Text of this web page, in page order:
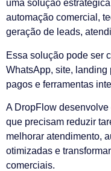
uma solução
automação comercial,
geração de leads,
Essa solução pode ser
WhatsApp, site,
pagos e ferramentas
A DropFlow
que precisam reduzir
melhorar atendimento,
otimizadas e
comerciais.